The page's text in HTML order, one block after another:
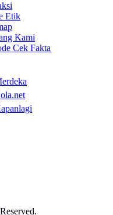
Etik
Kami
Cek Fakta